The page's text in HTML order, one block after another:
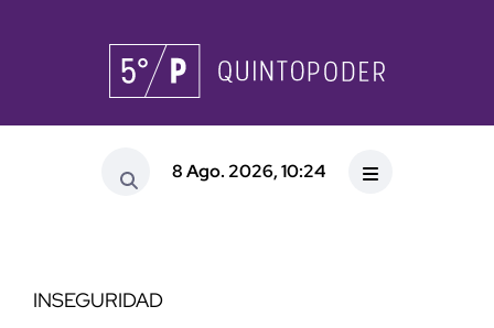
8 Ago. 2026, 10:24
INSEGURIDAD